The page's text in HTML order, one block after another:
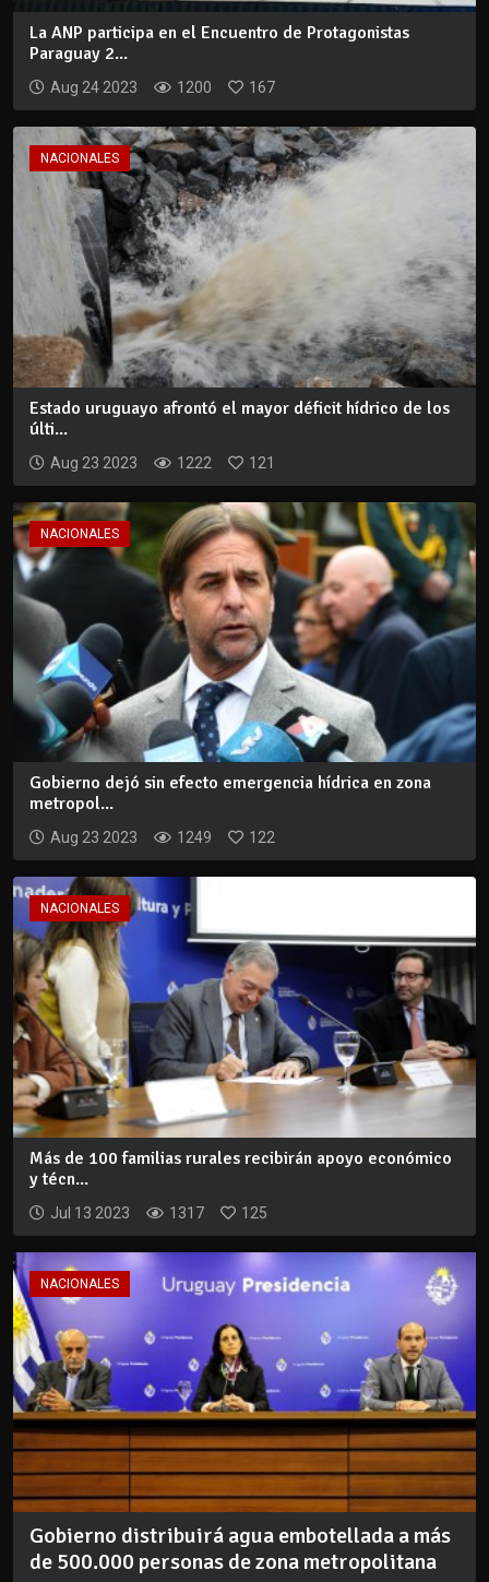
La ANP participa en el Encuentro de Protagonistas
Paraguay 2...
Aug 24 2023 1200 167
NACIONALES
Estado uruguayo afrontó el mayor déficit hídrico de los
últi...
Aug 23 2023 1222 121
NACIONALES
Gobierno dejó sin efecto emergencia hídrica en zona
metropol...
Aug 23 2023 1249 122
NACIONALES
Más de 100 familias rurales recibirán apoyo económico
y técn...
Jul 13 2023 1317 125
NACIONALES
Gobierno distribuirá agua embotellada a más
de 500.000 personas de zona metropolitana